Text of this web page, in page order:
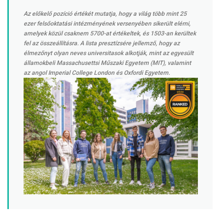
Az előkelő pozíció értékét mutatja, hogy a világ több mint 25
ezer felsőoktatási intézményének versenyében sikerült elérni,
amelyek közül csaknem 5700-at értékeltek, és 1503-an kerültek
fel az összeállításra. A lista presztízsére jellemző, hogy az
élmezőnyt olyan neves universitasok alkotják, mint az egyesült
államokbeli Massachusettsi Műszaki Egyetem (MIT), valamint
az angol Imperial College London és Oxfordi Egyetem.